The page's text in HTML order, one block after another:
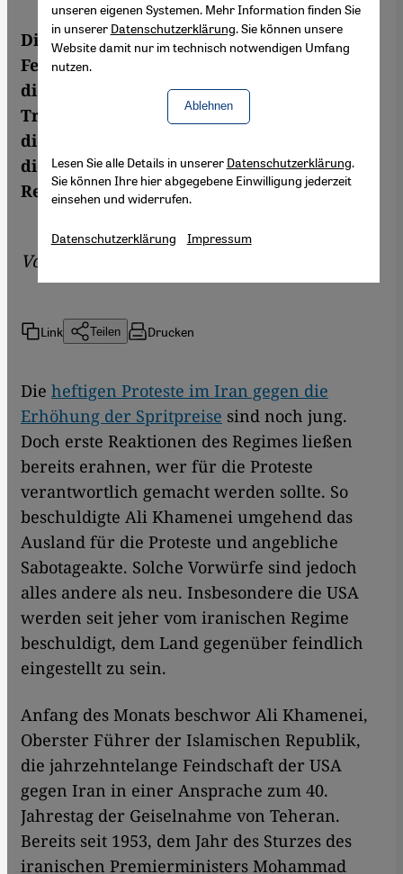
Die USA seien von einer unüberbrückbaren
Feindschaft gegenüber Iran getrieben, so
die Führung in Teheran. Doch auch wenn
Trumps Politik des "maximalen Drucks"
diese These zu bestätigen scheint, verfolgt
die US-Regierung keine Politik des
Regimewechsels.
Von
Link Teilen Drucken
Die heftigen Proteste im Iran gegen die
Erhöhung der Spritpreise sind noch jung.
Doch erste Reaktionen des Regimes ließen
bereits erahnen, wer für die Proteste
verantwortlich gemacht werden sollte. So
beschuldigte Ali Khamenei umgehend das
Ausland für die Proteste und angebliche
Sabotageakte. Solche Vorwürfe sind jedoch
alles andere als neu. Insbesondere die USA
werden seit jeher vom iranischen Regime
beschuldigt, dem Land gegenüber feindlich
eingestellt zu sein.
Anfang des Monats beschwor Ali Khamenei,
Oberster Führer der Islamischen Republik,
die jahrzehntelange Feindschaft der USA
gegen Iran in einer Ansprache zum 40.
Jahrestag der Geiselnahme von Teheran.
Bereits seit 1953, dem Jahr des Sturzes des
iranischen Premierministers Mohammad
unseren eigenen Systemen. Mehr Information finden Sie
in unserer Datenschutzerklärung. Sie können unsere
Website damit nur im technisch notwendigen Umfang
nutzen.
Ablehnen
Lesen Sie alle Details in unserer Datenschutzerklärung.
Sie können Ihre hier abgegebene Einwilligung jederzeit
einsehen und widerrufen.
Datenschutzerklärung Impressum